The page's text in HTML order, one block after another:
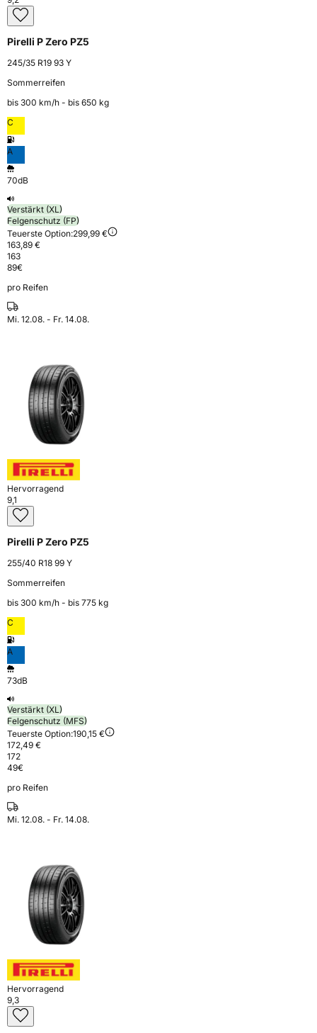
Pirelli P Zero PZ5
245/35 R19 93 Y
Sommerreifen
bis 300 km⁠/⁠h - bis 650 kg
C
A
70dB
Verstärkt (XL)
Felgenschutz (FP)
Teuerste Option:299,99 €
163,89 €
163
89€
pro Reifen
Mi. 12.08. - Fr. 14.08.
Hervorragend
9,1
Pirelli P Zero PZ5
255/40 R18 99 Y
Sommerreifen
bis 300 km⁠/⁠h - bis 775 kg
C
A
73dB
Verstärkt (XL)
Felgenschutz (MFS)
Teuerste Option:190,15 €
172,49 €
172
49€
pro Reifen
Mi. 12.08. - Fr. 14.08.
Hervorragend
9,3